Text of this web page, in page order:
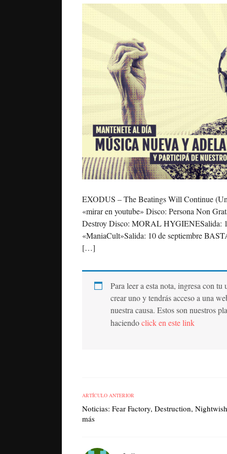
EXODUS – The Beatings Will Continue
«mirar en youtube» Disco: Persona Non
Destroy Disco: MORAL HYGIENESalida:
«ManiaCult»Salida: 10 de septiembre
[…]
Para leer a esta nota, ingresa con tu
crear uno y tendrás acceso a una
nuestra causa. Estos son nuestros
haciendoclick en este link
ARTÍCULO ANTERIOR
Noticias: Fear Factory, Destruction,
más